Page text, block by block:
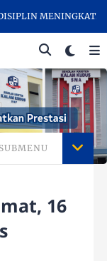
MENINGKATKAN
SUBMENU
16